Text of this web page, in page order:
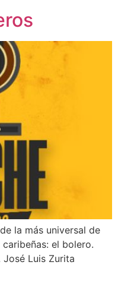
la más universal de
el bolero.
Luis Zurita